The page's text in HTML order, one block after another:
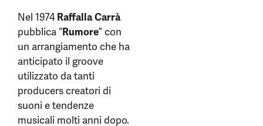
Nel 1974 Raffalla Carrà
pubblica “Rumore” con
un arrangiamento che ha
anticipato il groove
utilizzato da tanti
producers creatori di
suoni e tendenze
musicali molti anni dopo.